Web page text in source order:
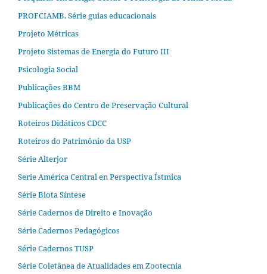
PROFCIAMB. Série guias educacionais
Projeto Métricas
Projeto Sistemas de Energia do Futuro III
Psicologia Social
Publicações BBM
Publicações do Centro de Preservação Cultural
Roteiros Didáticos CDCC
Roteiros do Patrimônio da USP
Série Alterjor
Serie América Central en Perspectiva Ístmica
Série Biota Síntese
Série Cadernos de Direito e Inovação
Série Cadernos Pedagógicos
Série Cadernos TUSP
Série Coletânea de Atualidades em Zootecnia